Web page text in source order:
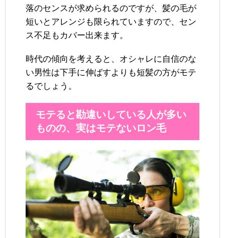
落のセンスが求められるのですが、髪の毛が
短いとアレンジも限られていますので、セン
ス不足もカバー出来ます。
時代の傾向を考えると、オシャレに自信のな
い男性は下手に伸ばすよりも短髪の方がモテ
るでしょう。
モテると勘違いしている人が多い
ものの、実はモテないロン毛